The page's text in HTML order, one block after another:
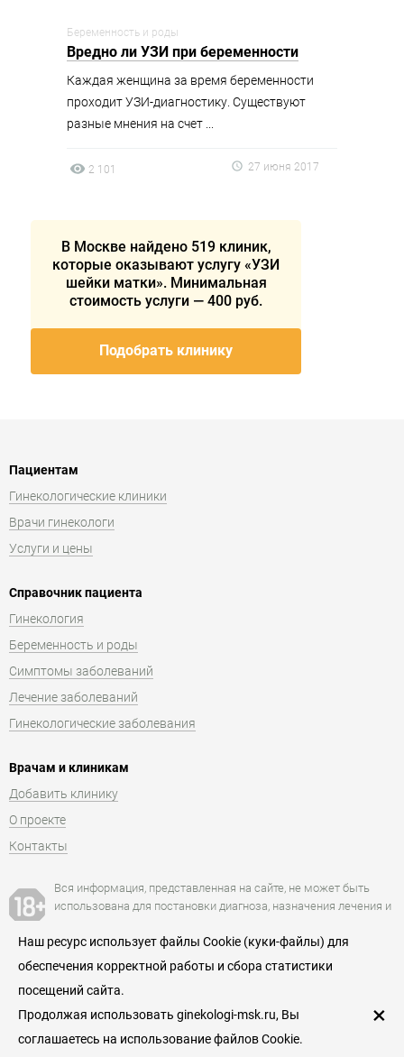
Беременность и роды
Вредно ли УЗИ при беременности
Каждая женщина за время беременности
проходит УЗИ-диагностику. Существуют
разные мнения на счет ...
2 101 27 июня 2017
В Москве найдено 519 клиник,
которые оказывают услугу «УЗИ
шейки матки». Минимальная
стоимость услуги — 400 руб.
Подобрать клинику
Пациентам
Гинекологические клиники
Врачи гинекологи
Услуги и цены
Справочник пациента
Гинекология
Беременность и роды
Симптомы заболеваний
Лечение заболеваний
Гинекологические заболевания
Врачам и клиникам
Добавить клинику
О проекте
Контакты
Вся информация, представленная на сайте, не может быть
использована для постановки диагноза, назначения лечения и
Есть противопоказания. Посоветуйтесь с врачом.
Пользовательское соглашение
Гинекологи — служба поиска и записи к гинекологам
Наш ресурс использует файлы Cookie (куки-файлы) для
обеспечения корректной работы и сбора статистики
посещений сайта.
Продолжая использовать ginekologi-msk.ru, Вы
соглашаетесь на использование файлов Cookie.
×